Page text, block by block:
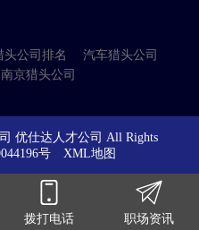
头公司排名
汽车猎头公司
南京猎头公司
优仕达人才公司 All Rights
号 XML地图
拨打电话 职场资讯